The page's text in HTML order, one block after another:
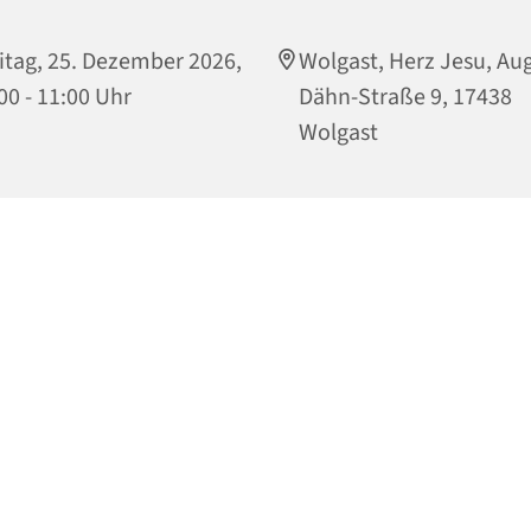
25. Dezember 2026,
- 11:00 Uhr
Wolgast, Herz Jesu,
Dähn-Straße 9, 17438
Wolgast